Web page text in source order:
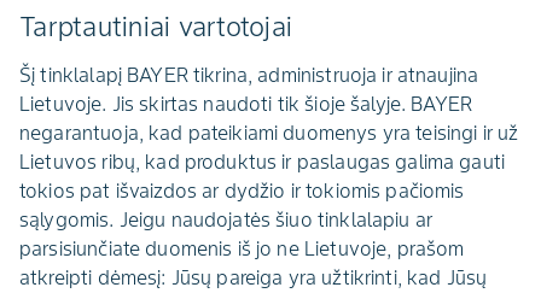
Tarptautiniai vartotojai
Šį tinklalapį BAYER tikrina, administruoja ir atnaujina
Lietuvoje. Jis skirtas naudoti tik šioje šalyje. BAYER
negarantuoja, kad pateikiami duomenys yra teisingi ir už
Lietuvos ribų, kad produktus ir paslaugas galima gauti
tokios pat išvaizdos ar dydžio ir tokiomis pačiomis
sąlygomis. Jeigu naudojatės šiuo tinklalapiu ar
parsisiunčiate duomenis iš jo ne Lietuvoje, prašom
atkreipti dėmesį: Jūsų pareiga yra užtikrinti, kad Jūsų